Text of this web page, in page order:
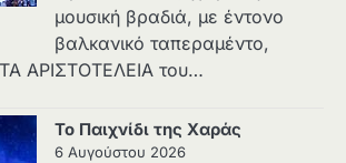
μουσική βραδιά, με έντονο
βαλκανικό ταπεραμέντο,
ΑΡΙΣΤΟΤΕΛΕΙΑ του…
Το Παιχνίδι της Χαράς
6 Αυγούστου 2026